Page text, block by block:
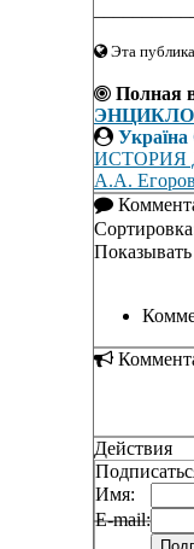
Эта
Полная
ИСТОРИЯ
А.А.
Действия
Имя:
E-mail: